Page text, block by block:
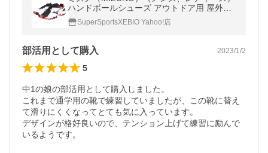
ハンドボールシューズ アウトドア用 屋外用
ウエーブガイア3 X1GD185063
SuperSportsXEBIO Yahoo!店
部活用として購入 2023/1/2
5
中1の娘の部活用として購入しました。
これまで通学用の靴で練習していましたが、この靴に替え
て滑りにくくなってとても気に入っています。
デザインが格好良いので、テンション上げて練習に励んで
いるようです。